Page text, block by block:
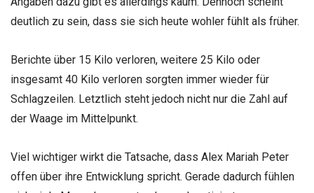
deutlich zu sein, dass sie sich heute wohler fühlt als früher.
Berichte über 15 Kilo verloren, weitere 25 Kilo oder
insgesamt 40 Kilo verloren sorgten immer wieder für
Schlagzeilen. Letztlich steht jedoch nicht nur die Zahl auf
der Waage im Mittelpunkt.
Viel wichtiger wirkt die Tatsache, dass Alex Mariah Peter
offen über ihre Entwicklung spricht. Gerade dadurch fühlen